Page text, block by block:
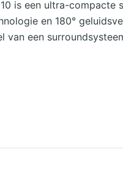
is een ultra-compacte
en 180°
van een